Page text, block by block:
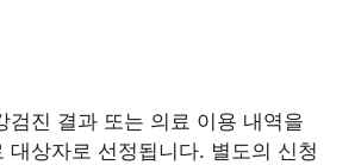
검진 결과 또는 의료 이용 내역을
대상자로 선정됩니다. 별도의 신청